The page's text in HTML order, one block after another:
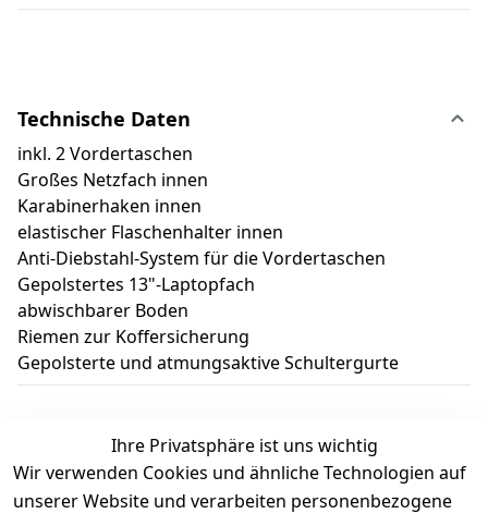
Technische Daten
inkl. 2 Vordertaschen
Großes Netzfach innen
Karabinerhaken innen
elastischer Flaschenhalter innen
Anti-Diebstahl-System für die Vordertaschen
Gepolstertes 13"-Laptopfach
abwischbarer Boden
Riemen zur Koffersicherung
Gepolsterte und atmungsaktive Schultergurte
Kundenbewertungen
Ihre Privatsphäre ist uns wichtig
Wir verwenden Cookies und ähnliche Technologien auf
unserer Website und verarbeiten personenbezogene